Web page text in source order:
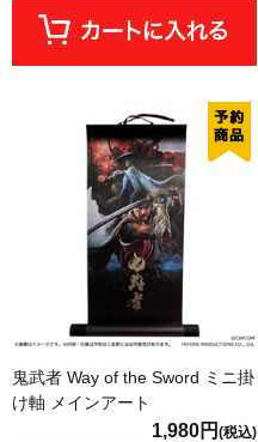
鬼武者 Way of the Sword ミニ掛
け軸 メインアート
1,980円 (税込)